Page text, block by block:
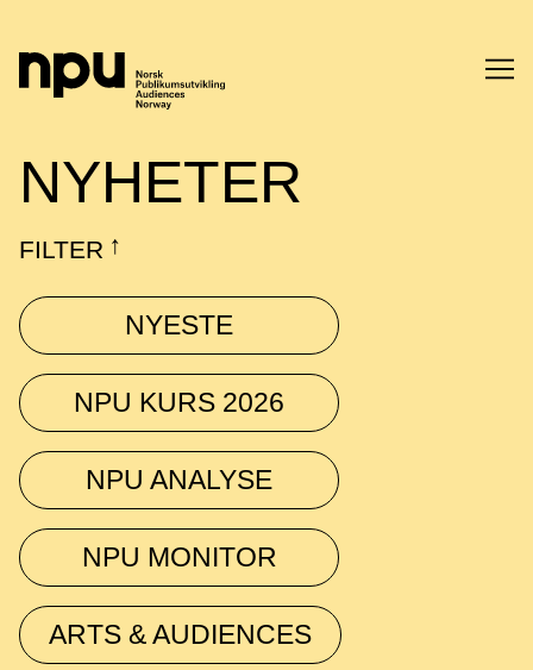
SØK
SØK →
NYHETER
FILTER ↓
NYESTE
NPU KURS 2026
NPU ANALYSE
NPU MONITOR
ARTS & AUDIENCES